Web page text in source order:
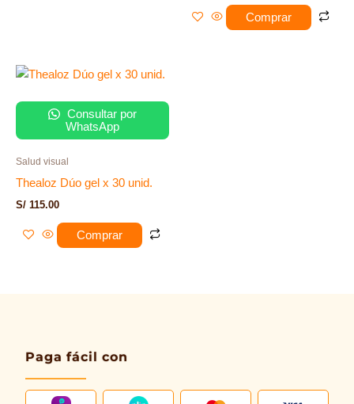
Comprar
Consultar por
WhatsApp
Salud visual
Thealoz Dúo gel x 30 unid.
S/ 115.00
Comprar
Paga fácil con